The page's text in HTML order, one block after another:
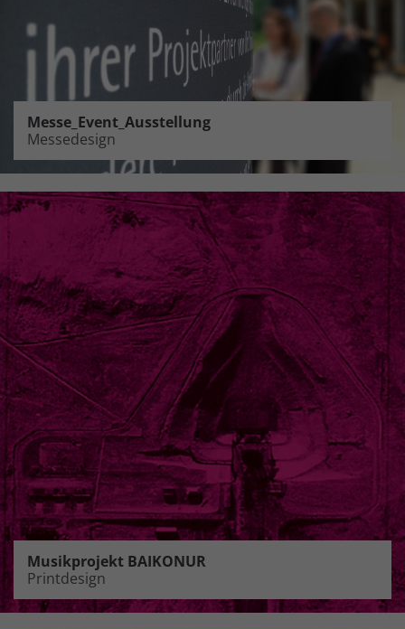
Messe_Event_Ausstellung
Messedesign
Musikprojekt BAIKONUR
Printdesign